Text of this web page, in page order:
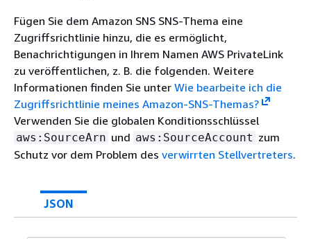
Fügen Sie dem Amazon SNS SNS-Thema eine
Zugriffsrichtlinie hinzu, die es ermöglicht,
Benachrichtigungen in Ihrem Namen AWS PrivateLink
zu veröffentlichen, z. B. die folgenden. Weitere
Informationen finden Sie unter Wie bearbeite ich die
Zugriffsrichtlinie meines Amazon-SNS-Themas?
Verwenden Sie die globalen Konditionsschlüssel
aws:SourceArn und aws:SourceAccount zum
Schutz vor dem Problem des verwirrten Stellvertreters.
JSON